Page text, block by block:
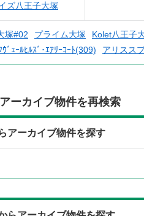
ズ八王子大塚
塚#02 プライム大塚 Kolet八王子
ｳﾞｪｰﾙﾋﾙｽﾞ･ｴｱﾘｰｺｰﾄ(309) アリスス
ーカイブ物件を再検索
アーカイブ物件を探す